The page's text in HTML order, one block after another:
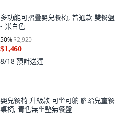
多功能可摺疊嬰兒餐椅, 普通款 雙餐盤
- 米白色
50%$2,920
$1,460
8/18 預計送達
嬰兒餐椅 升級款 可坐可躺 腳踏兒童餐
桌椅, 青色無坐墊無餐盤